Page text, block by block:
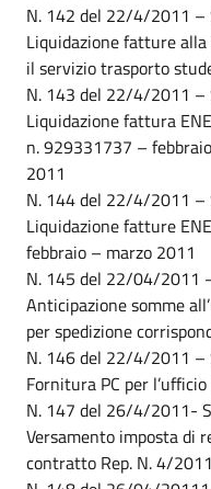
N. 142 del 22/4/2011
Liquidazione fatture
il servizio trasporto
N. 143 del 22/4/2011
Liquidazione fattura
n. 929331737 – febbraio
2011
N. 144 del 22/4/2011
Liquidazione fatture
febbraio – marzo 2011
N. 145 del 22/04/2011
Anticipazione somme
per spedizione
N. 146 del 22/4/2011
Fornitura PC per
N. 147 del 26/4/2011-
Versamento imposta di
contratto Rep. N. 4/2011